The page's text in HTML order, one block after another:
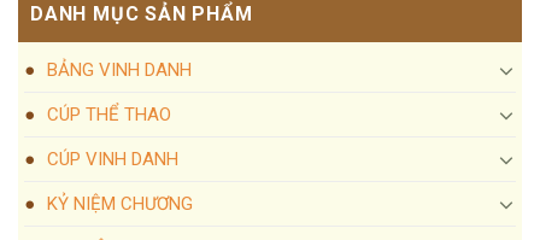
DANH MỤC SẢN PHẨM
BẢNG VINH DANH
CÚP THỂ THAO
CÚP VINH DANH
KỶ NIỆM CHƯƠNG